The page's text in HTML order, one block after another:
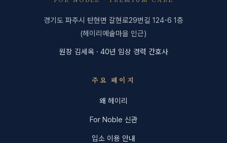
경기도 파주시 탄현면 갈현로29번길 124-6 1층
(헤이리예술마을 인근)
원장 김세옥 · 40년 임상 경력 간호사
주요 페이지
왜 헤이리
For Noble 신관
입소 이용 안내